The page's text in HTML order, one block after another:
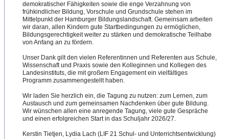
demokratischer Fähigkeiten sowie die enge Verzahnung von
frühkindlicher Bildung, Vorschule und Grundschule stehen im
Mittelpunkt der Hamburger Bildungslandschaft. Gemeinsam arbeiten
wir daran, allen Kindern gute Startbedingungen zu ermöglichen,
Bildungsgerechtigkeit weiter zu stärken und demokratische Teilhabe
von Anfang an zu fördern.
Unser Dank gilt den vielen Referentinnen und Referenten aus Schule,
Wissenschaft und Praxis sowie den Kolleginnen und Kollegen des
Landesinstituts, die mit großem Engagement ein vielfältiges
Programm zusammengestellt haben.
Wir laden Sie herzlich ein, die Tagung zu nutzen: zum Lernen, zum
Austausch und zum gemeinsamen Nachdenken über gute Bildung.
Wir wünschen allen eine anregende Tagung, viele gute Gespräche
und einen erfolgreichen Start in das Schuljahr 2026/27.
Kerstin Tietjen, Lydia Lach (LIF 21 Schul- und Unterrichtsentwicklung)